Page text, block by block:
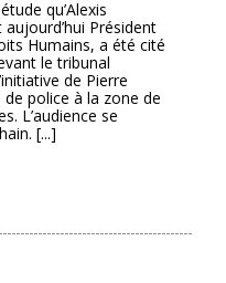
qu’Alexis
Président
Humains, a été cité
le tribunal
de Pierre
police à la zone de
L’audience se
[...]